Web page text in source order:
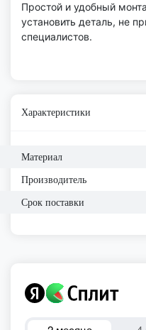
Простой и удобный
установить деталь, не
специалистов.
Характеристики
Материал
Производитель
Срок поставки